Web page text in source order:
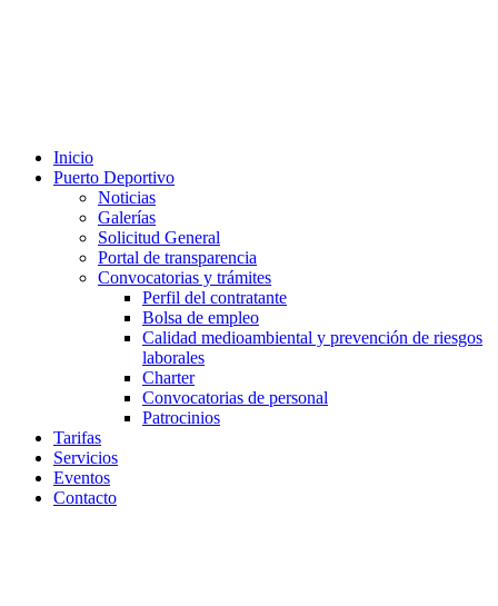
Inicio
Puerto Deportivo
Noticias
Galerías
Solicitud General
Portal de transparencia
Convocatorias y trámites
Perfil del contratante
Bolsa de empleo
Calidad medioambiental y prevención de riesgos
laborales
Charter
Convocatorias de personal
Patrocinios
Tarifas
Servicios
Eventos
Contacto